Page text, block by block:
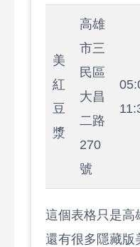
美
紅
豆
漿
高雄
市三
民區
大昌
二路
270
號
這個表格只是高
還有很多隱藏版